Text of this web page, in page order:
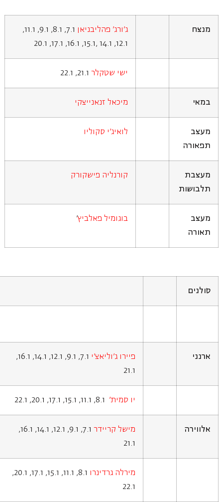
מנצח ג'ורג' פהליבניאן
7.1, 8.1, 9.1, 11.1,
12.1, 14.1 ,15.1, 16.1, 17.1, 20.1
ישי שטקלר21.1, 22.1
במאי מיכאל זנאנייצקי
מעצב
תפאורה
לואיג'י סקוליו
מעצבת
תלבושות
קורנליה פישקורק
מעצב
תאורה
בוגומיל פאלביץ'
סולנים
ארנני פיירו ג'וליאצ'י
7.1, 9.1, 12.1, 14.1, 16.1,
21.1
יו סמית'
אלווירה מישל קריידר
7.1, 9.1, 12.1, 14.1, 16.1,
21.1
מירלה גרדינרו
8.1, 11.1, 15.1, 17.1, 20.1,
22.1